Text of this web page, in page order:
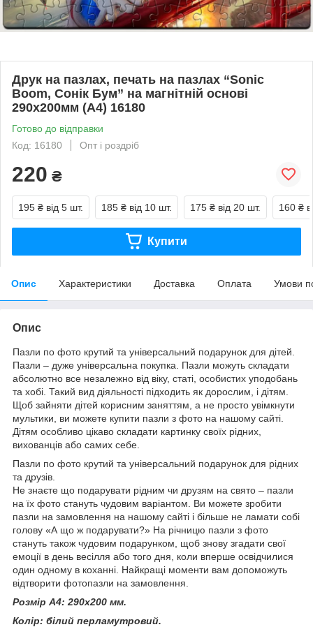
Друк на пазлах, печать на пазлах “Sonic
Boom, Сонік Бум” на магнітній основі
290х200мм (А4) 16180
Готово до відправки
Код: 16180
Опт і роздріб
220 ₴
195 ₴ від 5 шт. 185 ₴ від 10 шт. 175 ₴ від 20 шт. 160 ₴
Купити
Опис Характеристики Доставка Оплата Умови
Опис
Пазли по фото крутий та універсальний подарунок для дітей.
Пазли – дуже універсальна покупка. Пазли можуть складати
абсолютно все незалежно від віку, статі, особистих уподобань
та хобі. Такий вид діяльності підходить як дорослим, і дітям.
Щоб зайняти дітей корисним заняттям, а не просто увімкнути
мультики, ви можете купити пазли з фото на нашому сайті.
Дітям особливо цікаво складати картинку своїх рідних,
вихованців або самих себе.
Пазли по фото крутий та універсальний подарунок для рідних
та друзів.
Не знаєте що подарувати рідним чи друзям на свято – пазли
на їх фото стануть чудовим варіантом. Ви можете зробити
пазли на замовлення на нашому сайті і більше не ламати собі
голову «А що ж подарувати?» На річницю пазли з фото
стануть також чудовим подарунком, щоб знову згадати свої
емоції в день весілля або того дня, коли вперше освідчилися
один одному в коханні. Найкращі моменти вам допоможуть
відтворити фотопазли на замовлення.
Розмір А4: 290х200 мм.
Колір: білий перламутровий.